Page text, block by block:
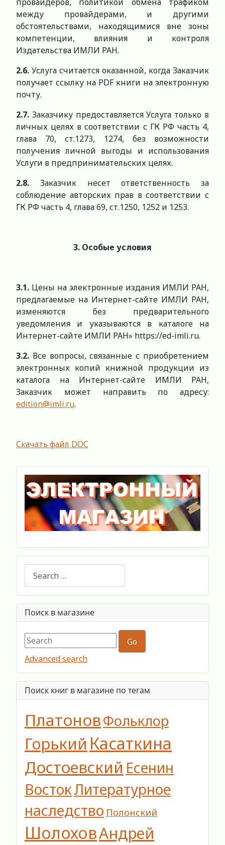
между провайдерами, и другими
обстоятельствами, находящимися вне зоны
компетенции, влияния и контроля
Издательства ИМЛИ РАН.
2.6. Услуга считается оказанной, когда Заказчик
получает ссылку на PDF книги на электронную
почту.
2.7. Заказчику предоставляется Услуга только в
личных целях в соответствии с ГК РФ часть 4,
глава 70, ст.1273, 1274, без возможности
получения личной выгоды и использования
Услуги в предпринимательских целях.
2.8. Заказчик несет ответственность за
соблюдение авторских прав в соответствии с
ГК РФ часть 4, глава 69, ст.1250, 1252 и 1253.
3. Особые условия
3.1. Цены на электронные издания ИМЛИ РАН,
предлагаемые на Интернет-сайте ИМЛИ РАН,
изменяются без предварительного
уведомления и указываются в каталоге на
Интернет-сайте ИМЛИ РАН» https://ed-imli.ru.
3.2. Все вопросы, связанные с приобретением
электронных копий книжной продукции из
каталога на Интернет-сайте ИМЛИ РАН,
Заказчик может направить по адресу:
edition@imli.ru.
Скачать файл DOC
Поиск в магазине
Advanced search
Поиск книг в магазине по тегам
ПлатоновФольклор
Горький Касаткина
Достоевский Есенин
ВостокЛитературное
наследство Полонский
ШолоховАндрей